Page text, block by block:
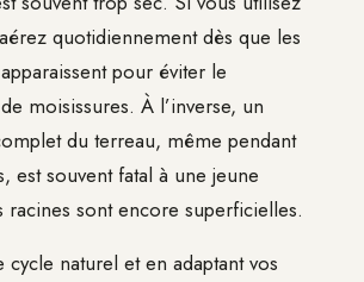
quotidiennement dès que les
pour éviter le
moisissures. À l’inverse, un
du terreau, même pendant
est souvent fatal à une jeune
racines sont encore superficielles.
cycle naturel et en adaptant vos